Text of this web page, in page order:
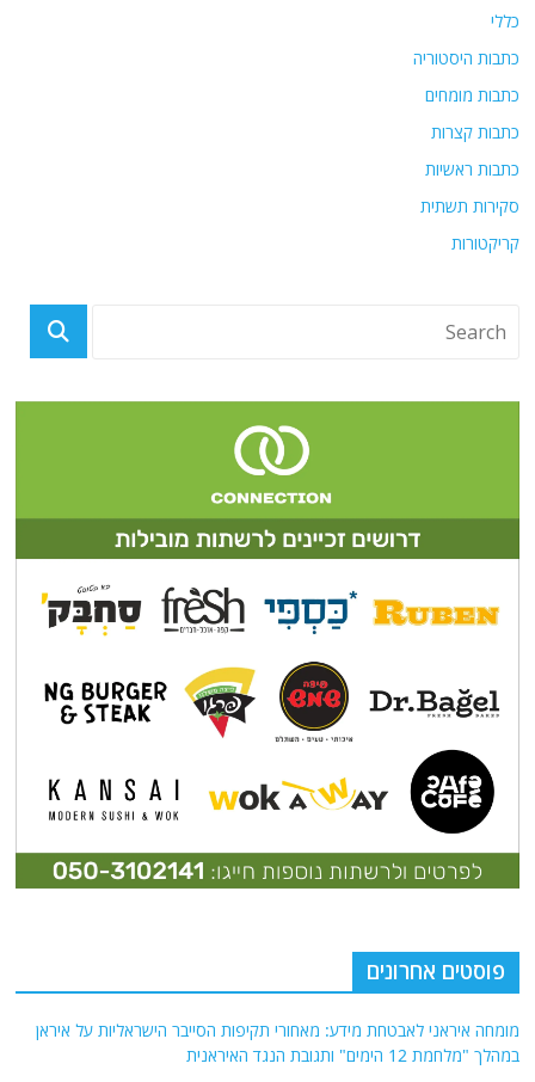
כללי
כתבות היסטוריה
כתבות מומחים
כתבות קצרות
כתבות ראשיות
סקירות תשתית
קריקטורות
פוסטים אחרונים
מומחה איראני לאבטחת מידע: מאחורי תקיפות הסייבר הישראליות על איראן
במהלך "מלחמת 12 הימים" ותגובת הנגד האיראנית